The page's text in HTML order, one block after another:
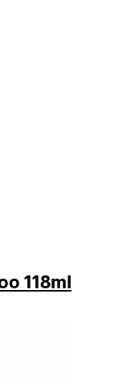
118ml